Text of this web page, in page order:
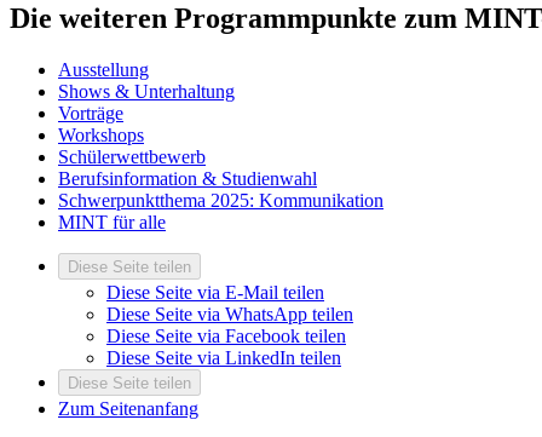
Die weiteren Programmpunkte zum
Ausstellung
Shows & Unterhaltung
Vorträge
Workshops
Schülerwettbewerb
Berufsinformation & Studienwahl
Schwerpunktthema 2025: Kommunikation
MINT für alle
Diese Seite teilen
Diese Seite via E-Mail teilen
Diese Seite via WhatsApp teilen
Diese Seite via Facebook teilen
Diese Seite via LinkedIn teilen
Diese Seite teilen
Zum Seitenanfang